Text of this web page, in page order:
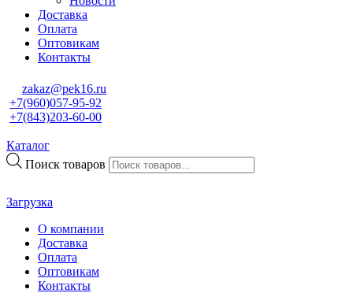
Доставка
Оплата
Оптовикам
Контакты
zakaz@pek16.ru
+7(960)057-95-92
+7(843)203-60-00
Каталог
Поиск товаров
Загрузка
О компании
Доставка
Оплата
Оптовикам
Контакты